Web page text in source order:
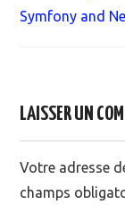
Symfony and
LAISSER UN
Votre adresse
champs